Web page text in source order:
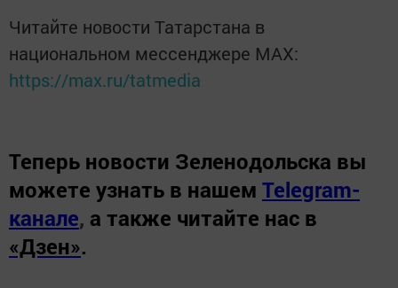
Читайте новости Татарстана в
национальном мессенджере MАХ:
https://max.ru/tatmedia
Теперь новости Зеленодольска вы
можете узнать в нашем Telegram-
канале, а также читайте нас в
«Дзен».